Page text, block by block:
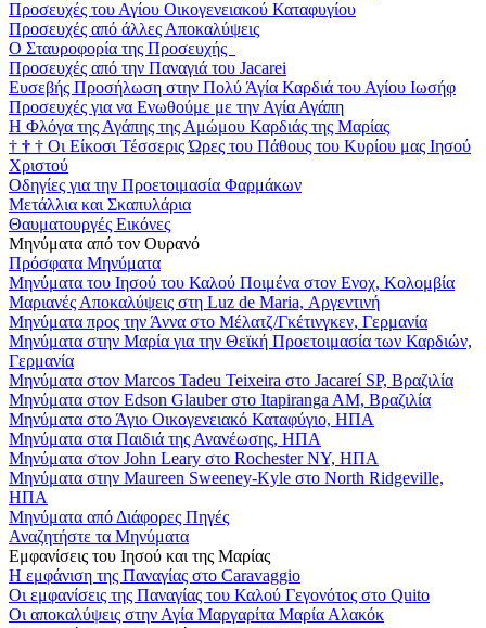
Προσευχές του Αγίου Οικογενειακού Καταφυγίου
Προσευχές από άλλες Αποκαλύψεις
Ο Σταυροφορία της Προσευχής
Προσευχές από την Παναγιά του Jacarei
Ευσεβής Προσήλωση στην Πολύ Άγία Καρδιά του Αγίου Ιωσήφ
Προσευχές για να Ενωθούμε με την Αγία Αγάπη
Η Φλόγα της Αγάπης της Αμώμου Καρδιάς της Μαρίας
† † † Οι Είκοσι Τέσσερις Ώρες του Πάθους του Κυρίου μας Ιησού
Χριστού
Οδηγίες για την Προετοιμασία Φαρμάκων
Μετάλλια και Σκαπυλάρια
Θαυματουργές Εικόνες
Μηνύματα από τον Ουρανό
Πρόσφατα Μηνύματα
Μηνύματα του Ιησού του Καλού Ποιμένα στον Ενοχ, Κολομβία
Μαριανές Αποκαλύψεις στη Luz de Maria, Αργεντινή
Μηνύματα προς την Άννα στο Μέλατζ/Γκέτινγκεν, Γερμανία
Μηνύματα στην Μαρία για την Θεϊκή Προετοιμασία των Καρδιών,
Γερμανία
Μηνύματα στον Marcos Tadeu Teixeira στο Jacareí SP, Βραζιλία
Μηνύματα στον Edson Glauber στο Itapiranga AM, Βραζιλία
Μηνύματα στο Άγιο Οικογενειακό Καταφύγιο, ΗΠΑ
Μηνύματα στα Παιδιά της Ανανέωσης, ΗΠΑ
Μηνύματα στον John Leary στο Rochester NY, ΗΠΑ
Μηνύματα στην Maureen Sweeney-Kyle στο North Ridgeville,
ΗΠΑ
Μηνύματα από Διάφορες Πηγές
Αναζητήστε τα Μηνύματα
Εμφανίσεις του Ιησού και της Μαρίας
Η εμφάνιση της Παναγίας στο Caravaggio
Οι εμφανίσεις της Παναγίας του Καλού Γεγονότος στο Quito
Οι αποκαλύψεις στην Αγία Μαργαρίτα Μαρία Αλακόκ